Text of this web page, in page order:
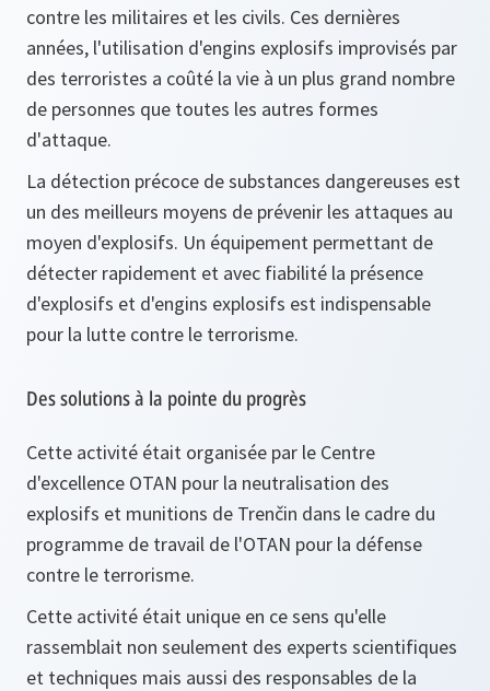
contre les militaires et les civils. Ces dernières
années, l'utilisation d'engins explosifs improvisés par
des terroristes a coûté la vie à un plus grand nombre
de personnes que toutes les autres formes
d'attaque.
La détection précoce de substances dangereuses est
un des meilleurs moyens de prévenir les attaques au
moyen d'explosifs. Un équipement permettant de
détecter rapidement et avec fiabilité la présence
d'explosifs et d'engins explosifs est indispensable
pour la lutte contre le terrorisme.
Des solutions à la pointe du progrès
Cette activité était organisée par le Centre
d'excellence OTAN pour la neutralisation des
explosifs et munitions de Trenčin dans le cadre du
programme de travail de l'OTAN pour la défense
contre le terrorisme.
Cette activité était unique en ce sens qu'elle
rassemblait non seulement des experts scientifiques
et techniques mais aussi des responsables de la